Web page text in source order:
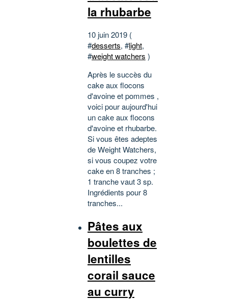
la rhubarbe
10 juin 2019 (
#desserts, #light,
#weight watchers )
Après le succès du
cake aux flocons
d'avoine et pommes ,
voici pour aujourd'hui
un cake aux flocons
d'avoine et rhubarbe.
Si vous êtes adeptes
de Weight Watchers,
si vous coupez votre
cake en 8 tranches ;
1 tranche vaut 3 sp.
Ingrédients pour 8
tranches...
Pâtes aux
boulettes de
lentilles
corail sauce
au curry